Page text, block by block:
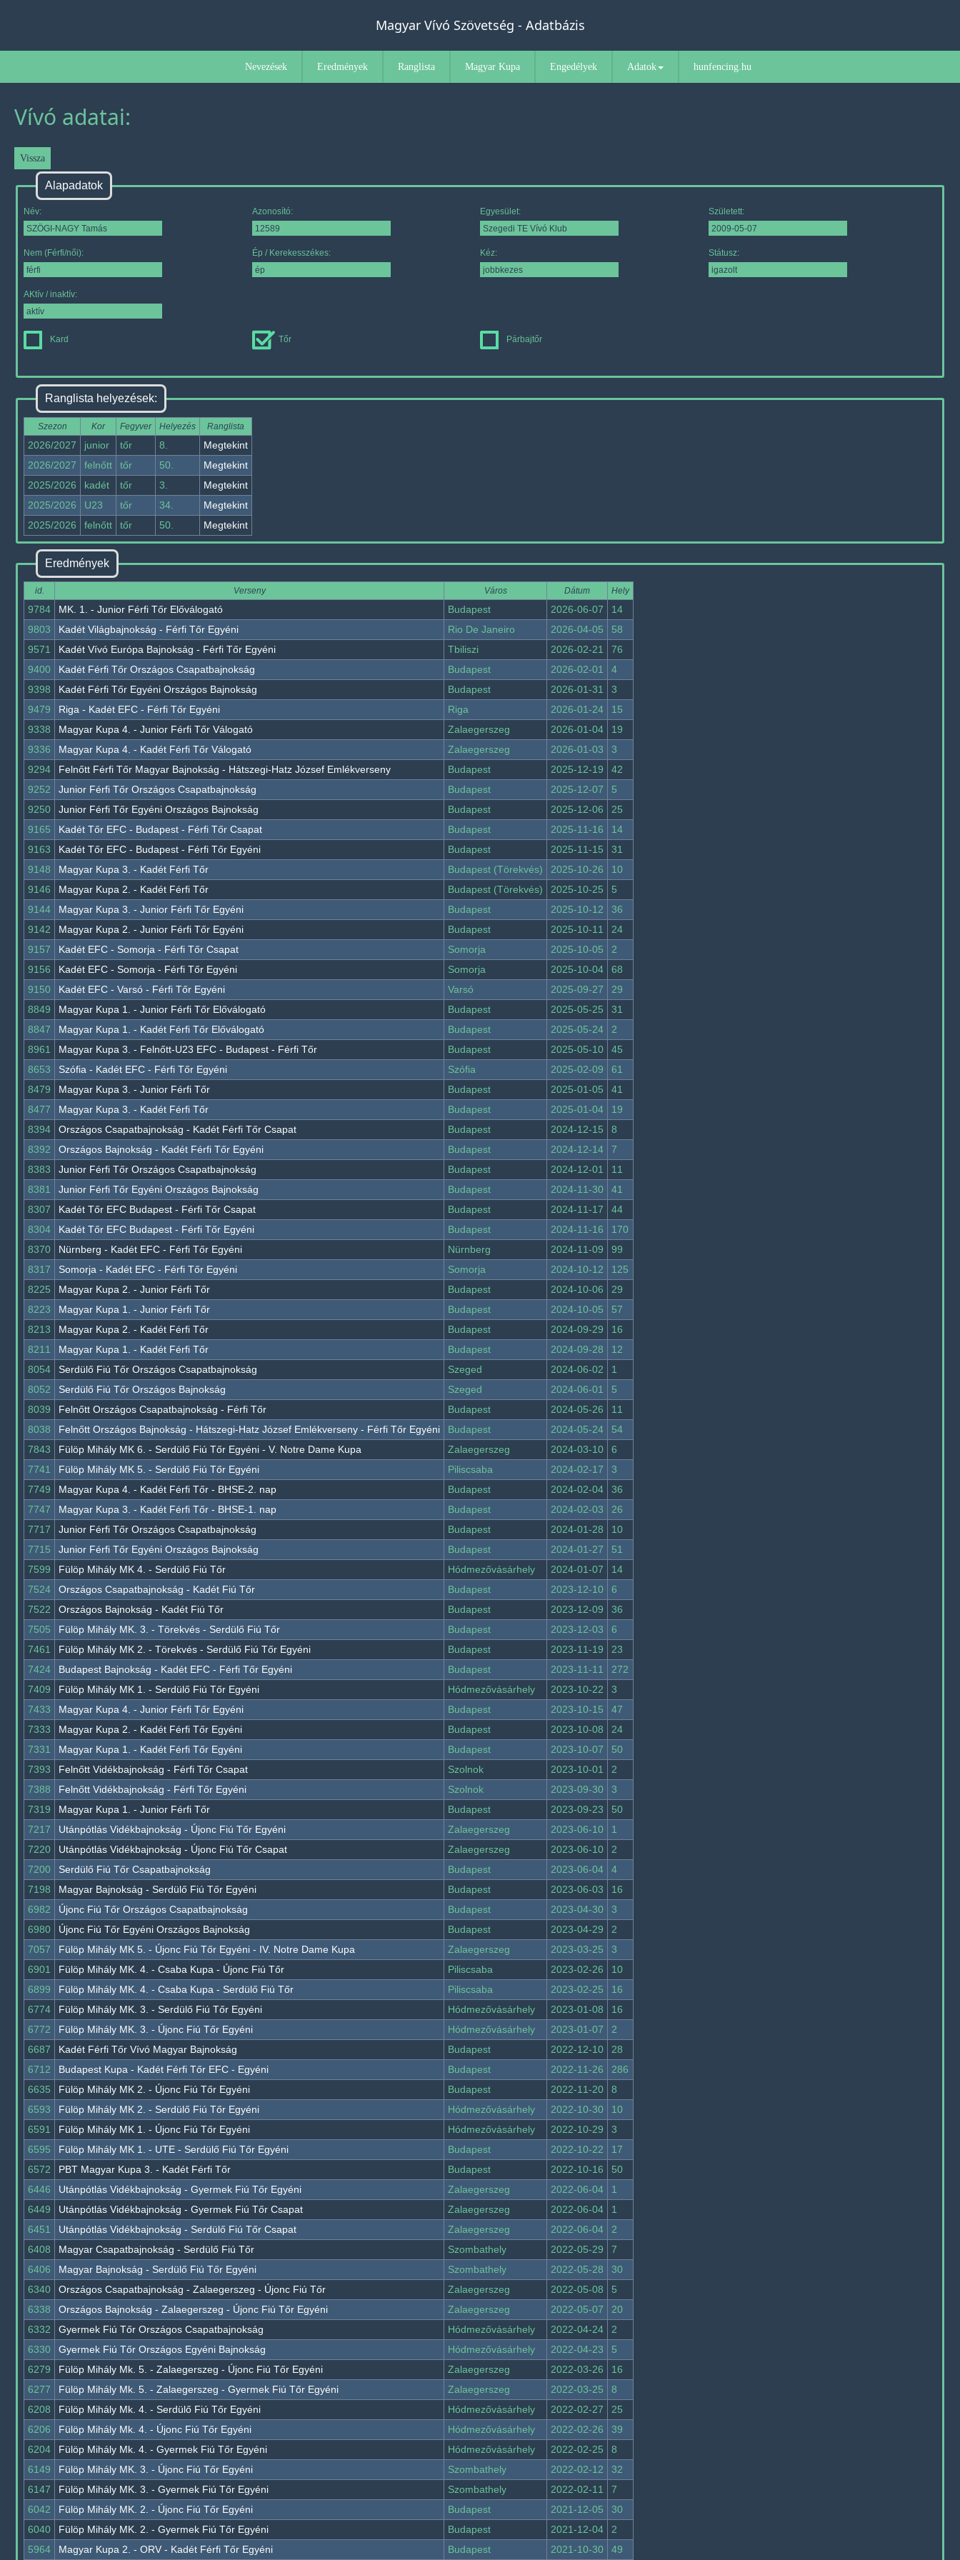
Magyar Vívó Szövetség - Adatbázis
Nevezések Eredmények Ranglista Magyar Kupa Engedélyek Adatok hunfencing.hu
Vívó adatai:
Alapadatok
Név: Azonosító: Egyesület: Született:
Nem (Férfi/női): Ép / Kerekesszékes: Kéz: Státusz:
AKtív / inaktív:
Kard Tőr Párbajtőr
Ranglista helyezések:
Szezon Kor Fegyver Helyezés Ranglista
2026/2027 junior tőr 8.
Megtekint
2026/2027
felnőtt tőr 50.
Megtekint
2025/2026
kadét tőr 3.
Megtekint
2025/2026
U23 tőr 34.
Megtekint
2025/2026
felnőtt tőr 50. Megtekint
Eredmények
id. Verseny Város Dátum Hely
9784 MK. 1. - Junior Férfi Tőr Előválogató Budapest 2026-06-07
14
9803
Kadét Világbajnokság - Férfi Tőr Egyéni Rio De Janeiro 2026-04-05
58
9571
Kadét Vívó Európa Bajnokság - Férfi Tőr Egyéni Tbiliszi 2026-02-21
76
9400
Kadét Férfi Tőr Országos Csapatbajnokság Budapest 2026-02-01
4
9398
Kadét Férfi Tőr Egyéni Országos Bajnokság Budapest 2026-01-31
3
9479
Riga - Kadét EFC - Férfi Tőr Egyéni Riga 2026-01-24
15
9338
Magyar Kupa 4. - Junior Férfi Tőr Válogató Zalaegerszeg 2026-01-04
19
9336
Magyar Kupa 4. - Kadét Férfi Tőr Válogató Zalaegerszeg 2026-01-03
3
9294
Felnőtt Férfi Tőr Magyar Bajnokság - Hátszegi-Hatz József Emlékverseny Budapest 2025-12-19
42
9252
Junior Férfi Tőr Országos Csapatbajnokság Budapest 2025-12-07
5
9250
Junior Férfi Tőr Egyéni Országos Bajnokság Budapest 2025-12-06
25
9165
Kadét Tőr EFC - Budapest - Férfi Tőr Csapat Budapest 2025-11-16
14
9163
Kadét Tőr EFC - Budapest - Férfi Tőr Egyéni Budapest 2025-11-15
31
9148
Magyar Kupa 3. - Kadét Férfi Tőr Budapest (Törekvés) 2025-10-26
10
9146
Magyar Kupa 2. - Kadét Férfi Tőr Budapest (Törekvés) 2025-10-25
5
9144
Magyar Kupa 3. - Junior Férfi Tőr Egyéni Budapest 2025-10-12
36
9142
Magyar Kupa 2. - Junior Férfi Tőr Egyéni Budapest 2025-10-11
24
9157
Kadét EFC - Somorja - Férfi Tőr Csapat Somorja 2025-10-05
2
9156
Kadét EFC - Somorja - Férfi Tőr Egyéni Somorja 2025-10-04
68
9150
Kadét EFC - Varsó - Férfi Tőr Egyéni Varsó 2025-09-27
29
8849
Magyar Kupa 1. - Junior Férfi Tőr Előválogató Budapest 2025-05-25
31
8847
Magyar Kupa 1. - Kadét Férfi Tőr Előválogató Budapest 2025-05-24
2
8961
Magyar Kupa 3. - Felnőtt-U23 EFC - Budapest - Férfi Tőr Budapest 2025-05-10
45
8653
Szófia - Kadét EFC - Férfi Tőr Egyéni Szófia 2025-02-09
61
8479
Magyar Kupa 3. - Junior Férfi Tőr Budapest 2025-01-05
41
8477
Magyar Kupa 3. - Kadét Férfi Tőr Budapest 2025-01-04
19
8394
Országos Csapatbajnokság - Kadét Férfi Tőr Csapat Budapest 2024-12-15
8
8392
Országos Bajnokság - Kadét Férfi Tőr Egyéni Budapest 2024-12-14
7
8383
Junior Férfi Tőr Országos Csapatbajnokság Budapest 2024-12-01
11
8381
Junior Férfi Tőr Egyéni Országos Bajnokság Budapest 2024-11-30
41
8307
Kadét Tőr EFC Budapest - Férfi Tőr Csapat Budapest 2024-11-17
44
8304
Kadét Tőr EFC Budapest - Férfi Tőr Egyéni Budapest 2024-11-16
170
8370
Nürnberg - Kadét EFC - Férfi Tőr Egyéni Nürnberg 2024-11-09
99
8317
Somorja - Kadét EFC - Férfi Tőr Egyéni Somorja 2024-10-12
125
8225
Magyar Kupa 2. - Junior Férfi Tőr Budapest 2024-10-06
29
8223
Magyar Kupa 1. - Junior Férfi Tőr Budapest 2024-10-05
57
8213
Magyar Kupa 2. - Kadét Férfi Tőr Budapest 2024-09-29
16
8211
Magyar Kupa 1. - Kadét Férfi Tőr Budapest 2024-09-28
12
8054
Serdülő Fiú Tőr Országos Csapatbajnokság Szeged 2024-06-02
1
8052
Serdülő Fiú Tőr Országos Bajnokság Szeged 2024-06-01
5
8039
Felnőtt Országos Csapatbajnokság - Férfi Tőr Budapest 2024-05-26
11
8038
Felnőtt Országos Bajnokság - Hátszegi-Hatz József Emlékverseny - Férfi Tőr Egyéni Budapest 2024-05-24
54
7843
Fülöp Mihály MK 6. - Serdülő Fiú Tőr Egyéni - V. Notre Dame Kupa Zalaegerszeg 2024-03-10
6
7741
Fülöp Mihály MK 5. - Serdülő Fiú Tőr Egyéni Piliscsaba 2024-02-17
3
7749
Magyar Kupa 4. - Kadét Férfi Tőr - BHSE-2. nap Budapest 2024-02-04
36
7747
Magyar Kupa 3. - Kadét Férfi Tőr - BHSE-1. nap Budapest 2024-02-03
26
7717
Junior Férfi Tőr Országos Csapatbajnokság Budapest 2024-01-28
10
7715
Junior Férfi Tőr Egyéni Országos Bajnokság Budapest 2024-01-27
51
7599
Fülöp Mihály MK 4. - Serdülő Fiú Tőr Hódmezővásárhely 2024-01-07
14
7524
Országos Csapatbajnokság - Kadét Fiú Tőr Budapest 2023-12-10
6
7522
Országos Bajnokság - Kadét Fiú Tőr Budapest 2023-12-09
36
7505
Fülöp Mihály MK. 3. - Törekvés - Serdülő Fiú Tőr Budapest 2023-12-03
6
7461
Fülöp Mihály MK 2. - Törekvés - Serdülő Fiú Tőr Egyéni Budapest 2023-11-19
23
7424
Budapest Bajnokság - Kadét EFC - Férfi Tőr Egyéni Budapest 2023-11-11
272
7409
Fülöp Mihály MK 1. - Serdülő Fiú Tőr Egyéni Hódmezővásárhely 2023-10-22
3
7433
Magyar Kupa 4. - Junior Férfi Tőr Egyéni Budapest 2023-10-15
47
7333
Magyar Kupa 2. - Kadét Férfi Tőr Egyéni Budapest 2023-10-08
24
7331
Magyar Kupa 1. - Kadét Férfi Tőr Egyéni Budapest 2023-10-07
50
7393
Felnőtt Vidékbajnokság - Férfi Tőr Csapat Szolnok 2023-10-01
2
7388
Felnőtt Vidékbajnokság - Férfi Tőr Egyéni Szolnok 2023-09-30
3
7319
Magyar Kupa 1. - Junior Férfi Tőr Budapest 2023-09-23
50
7217
Utánpótlás Vidékbajnokság - Újonc Fiú Tőr Egyéni Zalaegerszeg 2023-06-10
1
7220
Utánpótlás Vidékbajnokság - Újonc Fiú Tőr Csapat Zalaegerszeg 2023-06-10
2
7200
Serdülő Fiú Tőr Csapatbajnokság Budapest 2023-06-04
4
7198
Magyar Bajnokság - Serdülő Fiú Tőr Egyéni Budapest 2023-06-03
16
6982
Újonc Fiú Tőr Országos Csapatbajnokság Budapest 2023-04-30
3
6980
Újonc Fiú Tőr Egyéni Országos Bajnokság Budapest 2023-04-29
2
7057
Fülöp Mihály MK 5. - Újonc Fiú Tőr Egyéni - IV. Notre Dame Kupa Zalaegerszeg 2023-03-25
3
6901
Fülöp Mihály MK. 4. - Csaba Kupa - Újonc Fiú Tőr Piliscsaba 2023-02-26
10
6899
Fülöp Mihály MK. 4. - Csaba Kupa - Serdülő Fiú Tőr Piliscsaba 2023-02-25
16
6774
Fülöp Mihály MK. 3. - Serdülő Fiú Tőr Egyéni Hódmezővásárhely 2023-01-08
16
6772
Fülöp Mihály MK. 3. - Újonc Fiú Tőr Egyéni Hódmezővásárhely 2023-01-07
2
6687
Kadét Férfi Tőr Vívó Magyar Bajnokság Budapest 2022-12-10
28
6712
Budapest Kupa - Kadét Férfi Tőr EFC - Egyéni Budapest 2022-11-26
286
6635
Fülöp Mihály MK 2. - Újonc Fiú Tőr Egyéni Budapest 2022-11-20
8
6593
Fülöp Mihály MK 2. - Serdülő Fiú Tőr Egyéni Hódmezővásárhely 2022-10-30
10
6591
Fülöp Mihály MK 1. - Újonc Fiú Tőr Egyéni Hódmezővásárhely 2022-10-29
3
6595
Fülöp Mihály MK 1. - UTE - Serdülő Fiú Tőr Egyéni Budapest 2022-10-22
17
6572
PBT Magyar Kupa 3. - Kadét Férfi Tőr Budapest 2022-10-16
50
6446
Utánpótlás Vidékbajnokság - Gyermek Fiú Tőr Egyéni Zalaegerszeg 2022-06-04
1
6449
Utánpótlás Vidékbajnokság - Gyermek Fiú Tőr Csapat Zalaegerszeg 2022-06-04
1
6451
Utánpótlás Vidékbajnokság - Serdülő Fiú Tőr Csapat Zalaegerszeg 2022-06-04
2
6408
Magyar Csapatbajnokság - Serdülő Fiú Tőr Szombathely 2022-05-29
7
6406
Magyar Bajnokság - Serdülő Fiú Tőr Egyéni Szombathely 2022-05-28
30
6340
Országos Csapatbajnokság - Zalaegerszeg - Újonc Fiú Tőr Zalaegerszeg 2022-05-08
5
6338
Országos Bajnokság - Zalaegerszeg - Újonc Fiú Tőr Egyéni Zalaegerszeg 2022-05-07
20
6332
Gyermek Fiú Tőr Országos Csapatbajnokság Hódmezővásárhely 2022-04-24
2
6330
Gyermek Fiú Tőr Országos Egyéni Bajnokság Hódmezővásárhely 2022-04-23
5
6279
Fülöp Mihály Mk. 5. - Zalaegerszeg - Újonc Fiú Tőr Egyéni Zalaegerszeg 2022-03-26
16
6277
Fülöp Mihály Mk. 5. - Zalaegerszeg - Gyermek Fiú Tőr Egyéni Zalaegerszeg 2022-03-25
8
6208
Fülöp Mihály Mk. 4. - Serdülő Fiú Tőr Egyéni Hódmezővásárhely 2022-02-27
25
6206
Fülöp Mihály Mk. 4. - Újonc Fiú Tőr Egyéni Hódmezővásárhely 2022-02-26
39
6204
Fülöp Mihály Mk. 4. - Gyermek Fiú Tőr Egyéni Hódmezővásárhely 2022-02-25
8
6149
Fülöp Mihály MK. 3. - Újonc Fiú Tőr Egyéni Szombathely 2022-02-12
32
6147
Fülöp Mihály MK. 3. - Gyermek Fiú Tőr Egyéni Szombathely 2022-02-11
7
6042
Fülöp Mihály MK. 2. - Újonc Fiú Tőr Egyéni Budapest 2021-12-05
30
6040
Fülöp Mihály MK. 2. - Gyermek Fiú Tőr Egyéni Budapest 2021-12-04
2
5964
Magyar Kupa 2. - ORV - Kadét Férfi Tőr Egyéni Budapest 2021-10-30 49